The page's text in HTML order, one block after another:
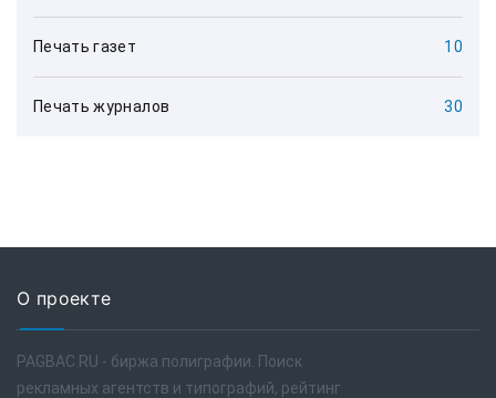
Печать газет 10
Печать журналов 30
О проекте
PAGBAC.RU - биржа полиграфии. Поиск
рекламных агентств и типографий, рейтинг